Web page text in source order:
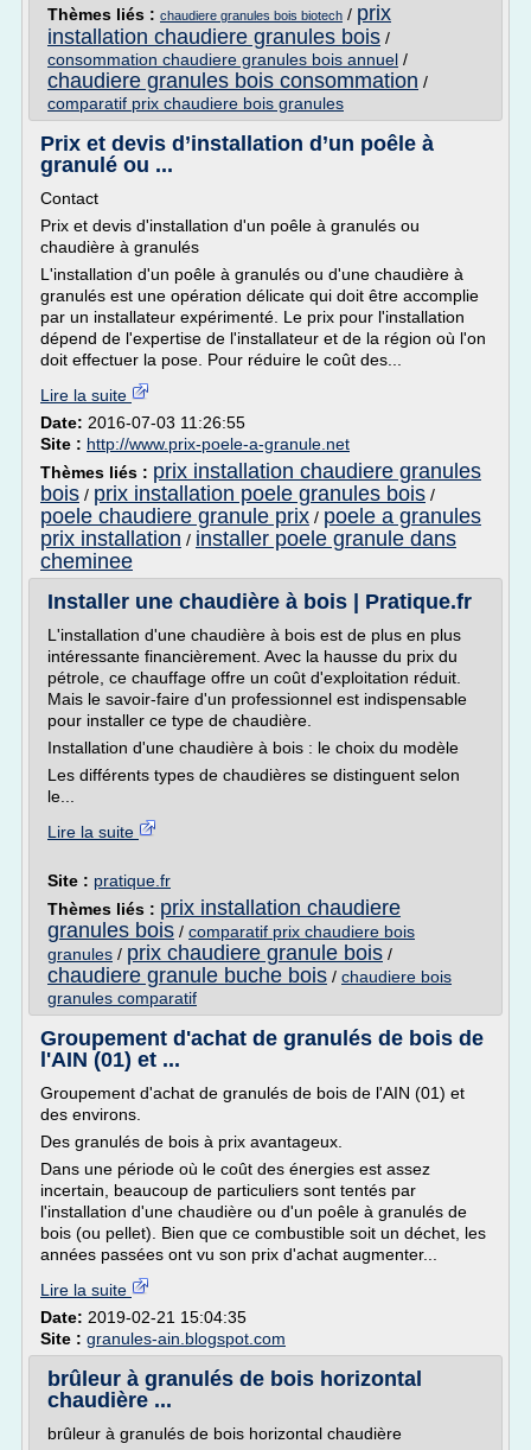
Thèmes liés : chaudiere granules bois biotech / prix
installation chaudiere granules bois /
consommation chaudiere granules bois annuel /
chaudiere granules bois consommation /
comparatif prix chaudiere bois granules
Prix et devis d’installation d’un poêle à
granulé ou ...
Contact
Prix et devis d'installation d'un poêle à granulés ou
chaudière à granulés
L'installation d'un poêle à granulés ou d'une chaudière à
granulés est une opération délicate qui doit être accomplie
par un installateur expérimenté. Le prix pour l'installation
dépend de l'expertise de l'installateur et de la région où l'on
doit effectuer la pose. Pour réduire le coût des...
Lire la suite
Date: 2016-07-03 11:26:55
Site : http://www.prix-poele-a-granule.net
Thèmes liés : prix installation chaudiere granules
bois / prix installation poele granules bois /
poele chaudiere granule prix / poele a granules
prix installation / installer poele granule dans
cheminee
Installer une chaudière à bois | Pratique.fr
L'installation d'une chaudière à bois est de plus en plus
intéressante financièrement. Avec la hausse du prix du
pétrole, ce chauffage offre un coût d'exploitation réduit.
Mais le savoir-faire d'un professionnel est indispensable
pour installer ce type de chaudière.
Installation d'une chaudière à bois : le choix du modèle
Les différents types de chaudières se distinguent selon
le...
Lire la suite
Site : pratique.fr
Thèmes liés : prix installation chaudiere
granules bois / comparatif prix chaudiere bois
granules / prix chaudiere granule bois /
chaudiere granule buche bois / chaudiere bois
granules comparatif
Groupement d'achat de granulés de bois de
l'AIN (01) et ...
Groupement d'achat de granulés de bois de l'AIN (01) et
des environs.
Des granulés de bois à prix avantageux.
Dans une période où le coût des énergies est assez
incertain, beaucoup de particuliers sont tentés par
l'installation d'une chaudière ou d'un poêle à granulés de
bois (ou pellet). Bien que ce combustible soit un déchet, les
années passées ont vu son prix d'achat augmenter...
Lire la suite
Date: 2019-02-21 15:04:35
Site : granules-ain.blogspot.com
brûleur à granulés de bois horizontal
chaudière ...
brûleur à granulés de bois horizontal chaudière